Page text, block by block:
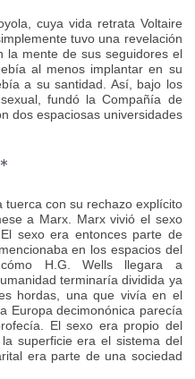
cuya vida retrata Voltaire
tuvo una revelación
la mente de sus seguidores el
al menos implantar en su
a su santidad. Así, bajo los
fundó la Compañía de
dos espaciosas universidades
tuerca con su rechazo explícito
a Marx. Marx vivió el sexo
sexo era entonces parte de
en los espacios del
cómo H.G. Wells llegara a
terminaría dividida ya
hordas, una que vivía en el
Europa decimonónica parecía
El sexo era propio del
superficie era el sistema del
era parte de una sociedad